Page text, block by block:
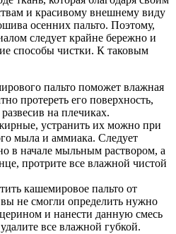
и красивому внешнему виду
осенних пальто. Поэтому,
следует крайне бережно и
способы чистки. К таковым
пальто поможет влажная
протереть его поверхность,
на плечиках.
устранить их можно при
мыла и аммиака. Следует
в начале мыльным раствором, а
протрите все влажной чистой
кашемировое пальто от
не смогли определить нужно
и нанести данную смесь
все влажной губкой.